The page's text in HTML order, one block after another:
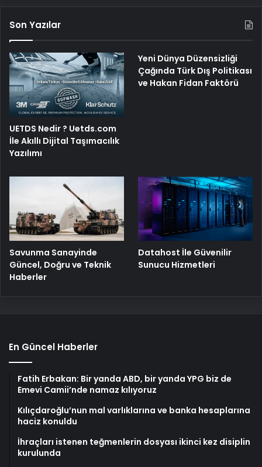
Son Yazılar
UETDS Nedir ? Uetds.com
İle Akıllı Dijital Taşımacılık
Yazılımı
Yeni Dünya Düzensizliği
Çağında Türk Dış Politikası
ve Hakan Fidan Faktörü
Savunma Sanayinde
Güncel, Doğru ve Teknik
Haberler
Datahost İle Güvenilir
Sunucu Hizmetleri
En Güncel Haberler
Fatih Erbakan: Bir yanda ABD, bir yanda YPG biz de
Emevi Camii’nde namaz kılıyoruz
Kılıçdaroğlu’nun mal varlıklarına ve banka hesaplarına
haciz konuldu
İhraçları istenen teğmenlerin dosyası ikinci kez disiplin
kurulunda